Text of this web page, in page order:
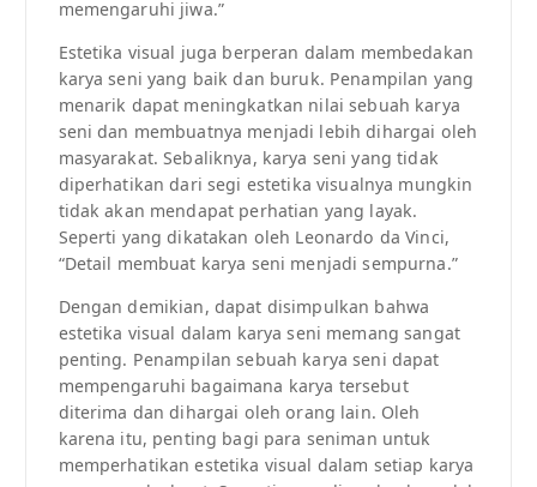
memengaruhi jiwa.”
Estetika visual juga berperan dalam membedakan
karya seni yang baik dan buruk. Penampilan yang
menarik dapat meningkatkan nilai sebuah karya
seni dan membuatnya menjadi lebih dihargai oleh
masyarakat. Sebaliknya, karya seni yang tidak
diperhatikan dari segi estetika visualnya mungkin
tidak akan mendapat perhatian yang layak.
Seperti yang dikatakan oleh Leonardo da Vinci,
“Detail membuat karya seni menjadi sempurna.”
Dengan demikian, dapat disimpulkan bahwa
estetika visual dalam karya seni memang sangat
penting. Penampilan sebuah karya seni dapat
mempengaruhi bagaimana karya tersebut
diterima dan dihargai oleh orang lain. Oleh
karena itu, penting bagi para seniman untuk
memperhatikan estetika visual dalam setiap karya